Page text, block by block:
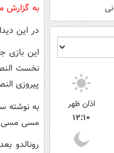
اذان ظهر
۱۲:۱۰
به گزارش
در این
نخست
پیروزی
به نوشته
مسی مسی
رونالدو